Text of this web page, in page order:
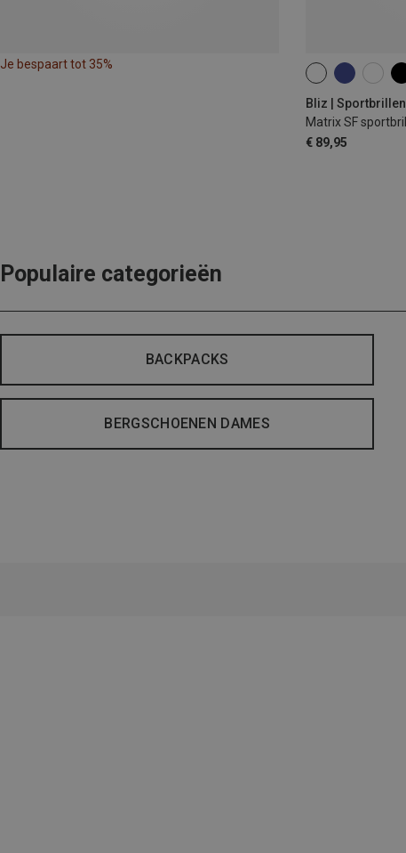
Je bespaart tot 35%
Bliz | Sportbrillen
Matrix SF sportbril
€ 89,95
ONE SIZE
Populaire categorieën
BACKPACKS
BERGSCHOENEN DAMES